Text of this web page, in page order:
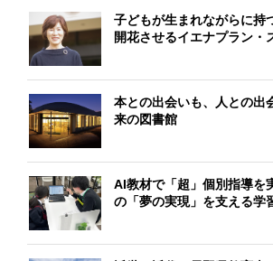
子どもが生まれながらに持
開花させるイエナプラン・
本との出会いも、人との出
来の図書館
AI教材で「超」個別指導
の「夢の実現」を支える学